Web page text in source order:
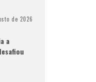
de 2026
a